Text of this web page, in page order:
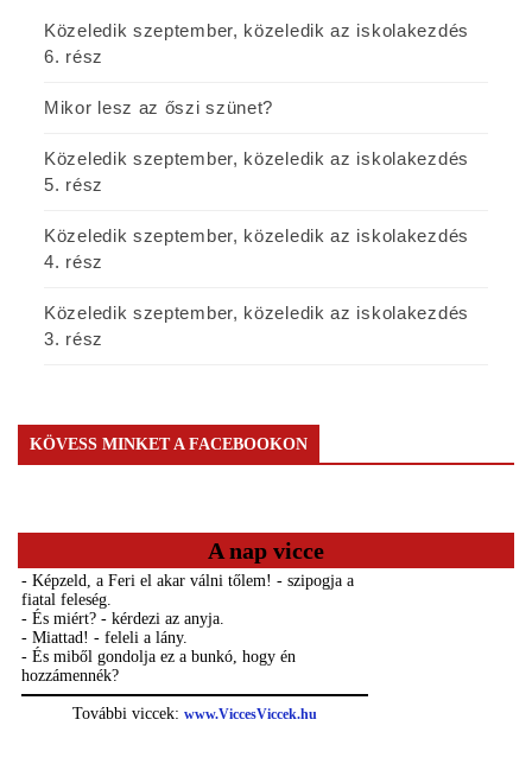
Közeledik szeptember, közeledik az iskolakezdés
6. rész
Mikor lesz az őszi szünet?
Közeledik szeptember, közeledik az iskolakezdés
5. rész
Közeledik szeptember, közeledik az iskolakezdés
4. rész
Közeledik szeptember, közeledik az iskolakezdés
3. rész
KÖVESS MINKET A FACEBOOKON
A nap vicce